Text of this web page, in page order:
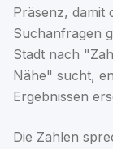
Präsenz, damit
Suchanfragen
Stadt nach
Nähe" sucht,
Ergebnissen
Die Zahlen